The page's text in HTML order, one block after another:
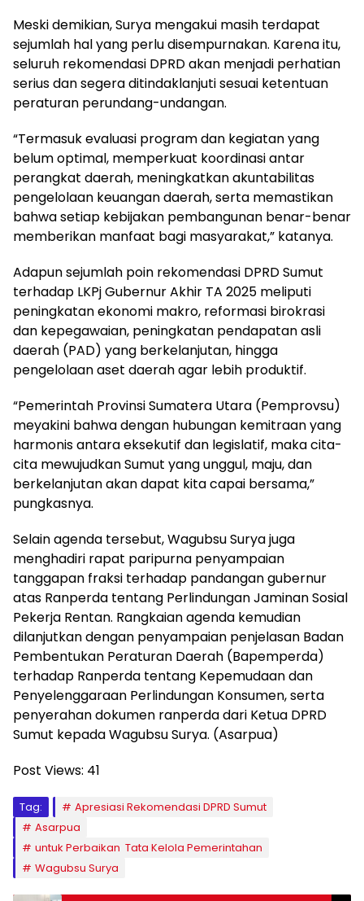
Meski demikian, Surya mengakui masih terdapat
sejumlah hal yang perlu disempurnakan. Karena itu,
seluruh rekomendasi DPRD akan menjadi perhatian
serius dan segera ditindaklanjuti sesuai ketentuan
peraturan perundang-undangan.
“Termasuk evaluasi program dan kegiatan yang
belum optimal, memperkuat koordinasi antar
perangkat daerah, meningkatkan akuntabilitas
pengelolaan keuangan daerah, serta memastikan
bahwa setiap kebijakan pembangunan benar-benar
memberikan manfaat bagi masyarakat,” katanya.
Adapun sejumlah poin rekomendasi DPRD Sumut
terhadap LKPj Gubernur Akhir TA 2025 meliputi
peningkatan ekonomi makro, reformasi birokrasi
dan kepegawaian, peningkatan pendapatan asli
daerah (PAD) yang berkelanjutan, hingga
pengelolaan aset daerah agar lebih produktif.
“Pemerintah Provinsi Sumatera Utara (Pemprovsu)
meyakini bahwa dengan hubungan kemitraan yang
harmonis antara eksekutif dan legislatif, maka cita-
cita mewujudkan Sumut yang unggul, maju, dan
berkelanjutan akan dapat kita capai bersama,”
pungkasnya.
Selain agenda tersebut, Wagubsu Surya juga
menghadiri rapat paripurna penyampaian
tanggapan fraksi terhadap pandangan gubernur
atas Ranperda tentang Perlindungan Jaminan Sosial
Pekerja Rentan. Rangkaian agenda kemudian
dilanjutkan dengan penyampaian penjelasan Badan
Pembentukan Peraturan Daerah (Bapemperda)
terhadap Ranperda tentang Kepemudaan dan
Penyelenggaraan Perlindungan Konsumen, serta
penyerahan dokumen ranperda dari Ketua DPRD
Sumut kepada Wagubsu Surya. (Asarpua)
Post Views: 41
Tag:
Apresiasi Rekomendasi DPRD Sumut
Asarpua
untuk Perbaikan Tata Kelola Pemerintahan
Wagubsu Surya